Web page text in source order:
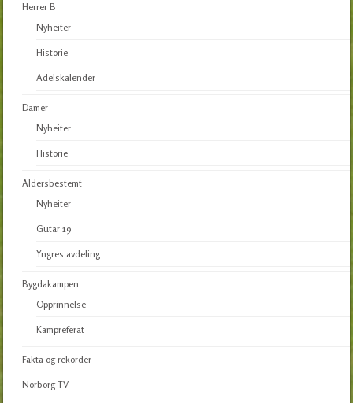
Herrer B
Nyheiter
Historie
Adelskalender
Damer
Nyheiter
Historie
Aldersbestemt
Nyheiter
Gutar 19
Yngres avdeling
Bygdakampen
Opprinnelse
Kampreferat
Fakta og rekorder
Norborg TV